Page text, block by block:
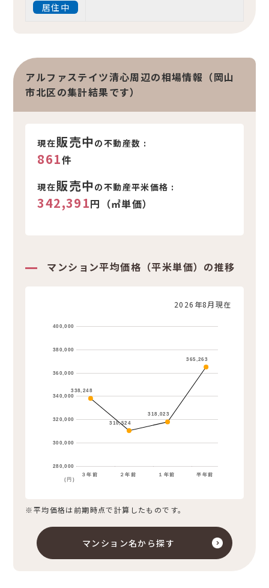
居住中
アルファステイツ清心周辺の相場情報（岡山
市北区の集計結果です）
現在販売中 の不動産数 :
861件
現在販売中 の不動産平米価格 :
342,391円（㎡単価）
マンション平均価格（平米単価）の推移
2026年8月現在
３年前 ２年前 １年前 半年前
280,000
300,000
320,000
340,000
360,000
380,000
400,000
338,248
310,524
318,023
365,263
(円)
※平均価格は前期時点で計算したものです。
マンション名から探す